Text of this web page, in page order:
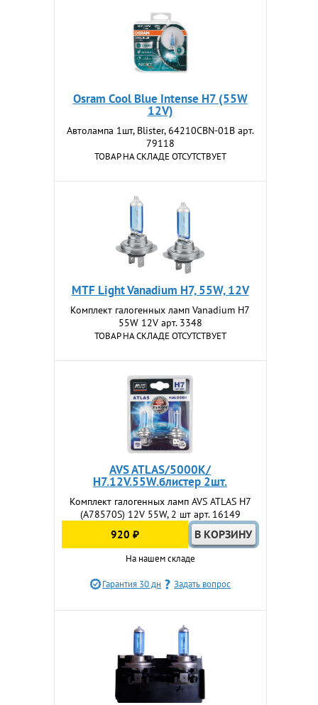
Osram Cool Blue Intense H7 (55W
12V)
Автолампа 1шт, Blister, 64210CBN-01B арт.
79118
ТОВАР НА СКЛАДЕ ОТСУТСТВУЕТ
MTF Light Vanadium H7, 55W, 12V
Комплект галогенных ламп Vanadium H7
55W 12V арт. 3348
ТОВАР НА СКЛАДЕ ОТСУТСТВУЕТ
AVS ATLAS/5000К/
H7.12V.55W.блистер 2шт.
Комплект галогенных ламп AVS ATLAS H7
(A78570S) 12V 55W, 2 шт арт. 16149
920 ₽
На нашем складе
Гарантия 30 дн Задать вопрос